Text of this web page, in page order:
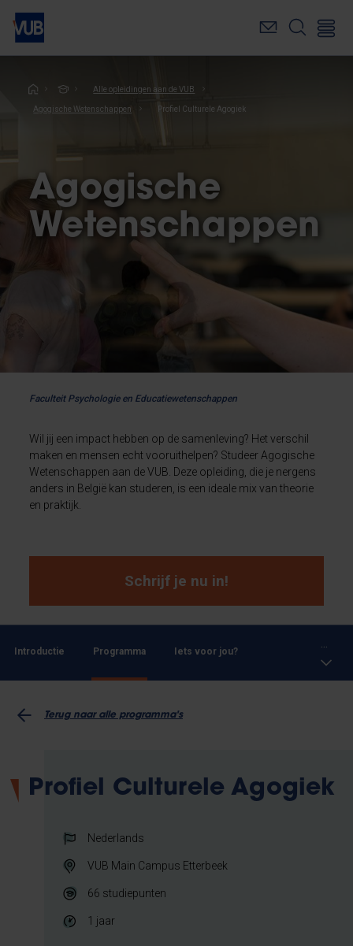
Overslaan
naar
inhoudKruimelpad
Alle opleidingen aan de VUB
Agogische Wetenschappen Profiel Culturele Agogiek
Agogische
Wetenschappen
Faculteit Psychologie en Educatiewetenschappen
Wil jij een impact hebben op de samenleving? Het verschil
maken en mensen echt vooruithelpen? Studeer Agogische
Wetenschappen aan de VUB. Deze opleiding, die je nergens
anders in België kan studeren, is een ideale mix van theorie
en praktijk.
Schrijf je nu in!
Introductie Programma Iets voor jou?
Terug naar alle programma's
Profiel Culturele Agogiek
Nederlands
VUB Main Campus Etterbeek
66 studiepunten
1 jaar